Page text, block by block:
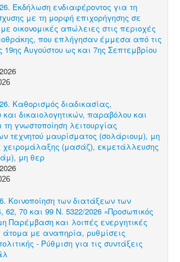
Εκδήλωση ενδιαφέροντος για τη
με τη μορφή επιχορήγησης σε
οικονομικές απώλειες στις περιοχές
που επλήγησαν έμμεσα από τις
19ης Αυγούστου ως και 7ης Σεπτεμβρίου
Καθορισμός διαδικασίας,
δικαιολογητικών, παραβόλου και
γνωστοποίηση λειτουργίας
τεχνητού μαυρίσματος (σολάριουμ), μη
χειρομάλαξης (μασάζ), εκμετάλλευσης
μη θερ
Κοινοποίηση των διατάξεων των
62, 70 και 99 Ν. 5322/2026 «Προσωπικός
Παρέμβαση και λοιπές ενεργητικές
άτομα με αναπηρία, ρυθμίσεις
- Ρύθμιση για τις συντάξεις